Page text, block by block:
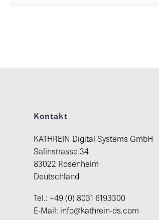
Kontakt
KATHREIN Digital Systems GmbH
Salinstrasse 34
83022 Rosenheim
Deutschland
Tel.: +49 (0) 8031 6193300
E-Mail: info@kathrein-ds.com